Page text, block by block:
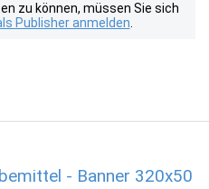
zu können, müssen Sie sich
Publisher anmelden
- Banner 320x50